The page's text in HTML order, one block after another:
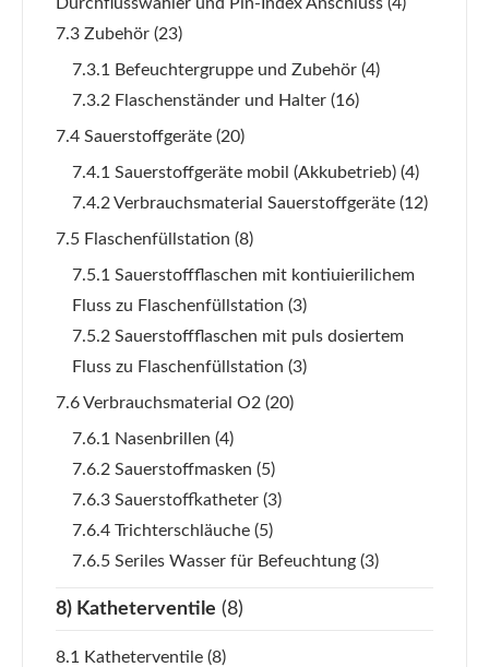
7.3 Zubehör (23)
7.3.1 Befeuchtergruppe und Zubehör (4)
7.3.2 Flaschenständer und Halter (16)
7.4 Sauerstoffgeräte (20)
7.4.1 Sauerstoffgeräte mobil (Akkubetrieb) (4)
7.4.2 Verbrauchsmaterial Sauerstoffgeräte (12)
7.5 Flaschenfüllstation (8)
7.5.1 Sauerstoffflaschen mit kontiuierilichem
Fluss zu Flaschenfüllstation (3)
7.5.2 Sauerstoffflaschen mit puls dosiertem
Fluss zu Flaschenfüllstation (3)
7.6 Verbrauchsmaterial O2 (20)
7.6.1 Nasenbrillen (4)
7.6.2 Sauerstoffmasken (5)
7.6.3 Sauerstoffkatheter (3)
7.6.4 Trichterschläuche (5)
7.6.5 Seriles Wasser für Befeuchtung (3)
8) Katheterventile (8)
8.1 Katheterventile (8)